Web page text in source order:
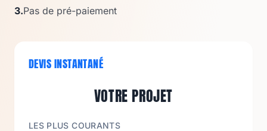
3.Pas de pré-paiement
DEVIS INSTANTANÉ
VOTRE PROJET
LES PLUS COURANTS